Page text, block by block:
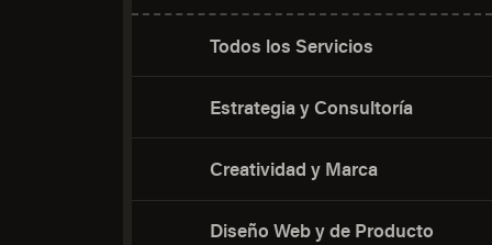
Todos los Servicios
Estrategia y Consultoría
Creatividad y Marca
Diseño Web y de Producto